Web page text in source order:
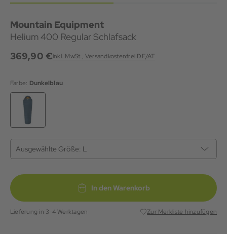
Mountain Equipment
Helium 400 Regular Schlafsack
369,90 €inkl. MwSt., Versandkostenfrei DE/AT
Farbe: Dunkelblau
Ausgewählte Größe: L
In den Warenkorb
Lieferung in 3-4 Werktagen Zur Merkliste hinzufügen